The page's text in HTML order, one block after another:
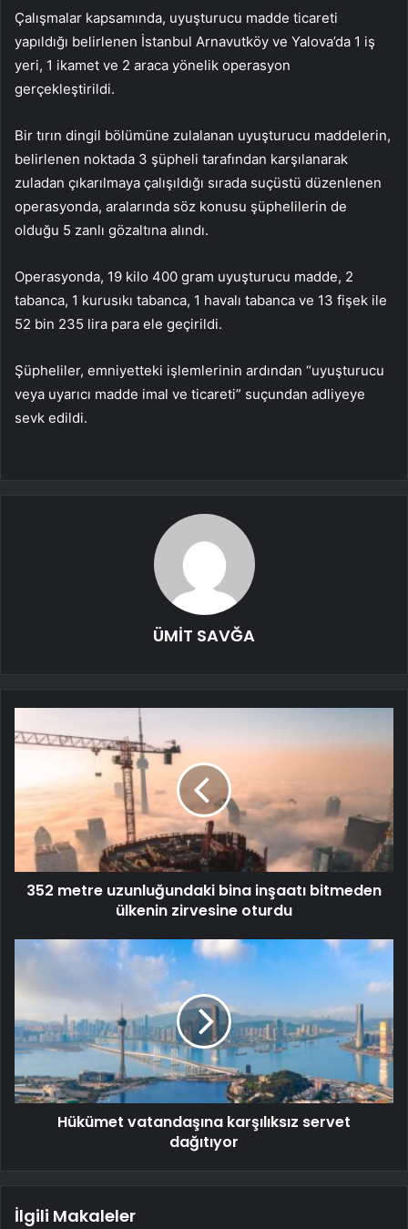
Çalışmalar kapsamında, uyuşturucu madde ticareti
yapıldığı belirlenen İstanbul Arnavutköy ve Yalova’da 1 iş
yeri, 1 ikamet ve 2 araca yönelik operasyon
gerçekleştirildi.
Bir tırın dingil bölümüne zulalanan uyuşturucu maddelerin,
belirlenen noktada 3 şüpheli tarafından karşılanarak
zuladan çıkarılmaya çalışıldığı sırada suçüstü düzenlenen
operasyonda, aralarında söz konusu şüphelilerin de
olduğu 5 zanlı gözaltına alındı.
Operasyonda, 19 kilo 400 gram uyuşturucu madde, 2
tabanca, 1 kurusıkı tabanca, 1 havalı tabanca ve 13 fişek ile
52 bin 235 lira para ele geçirildi.
Şüpheliler, emniyetteki işlemlerinin ardından “uyuşturucu
veya uyarıcı madde imal ve ticareti” suçundan adliyeye
sevk edildi.
ÜMİT SAVĞA
352 metre uzunluğundaki bina inşaatı bitmeden
ülkenin zirvesine oturdu
Hükümet vatandaşına karşılıksız servet
dağıtıyor
İlgili Makaleler